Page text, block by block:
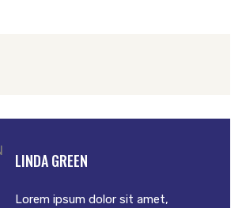
LINDA GREEN
Lorem ipsum dolor sit amet,